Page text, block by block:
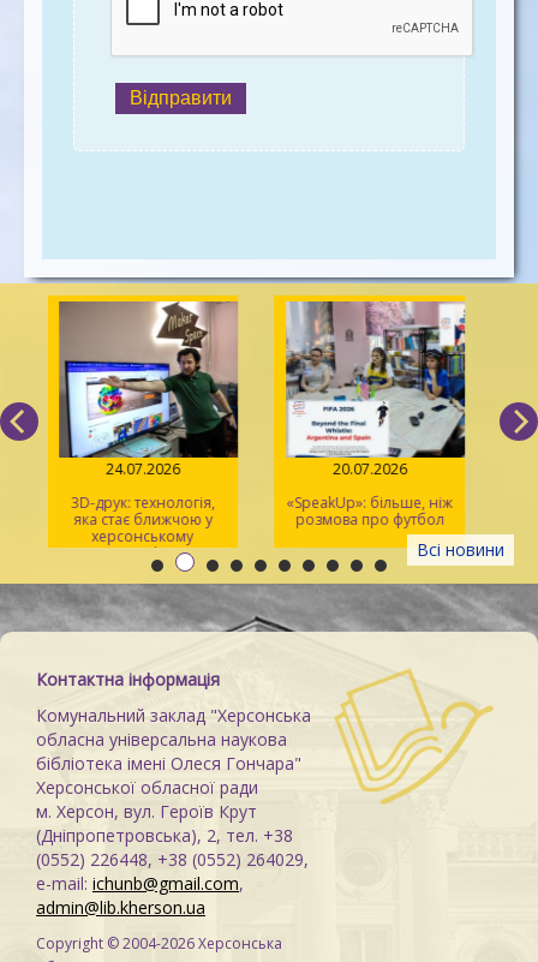
Відправити
Всі новини
24.07.2026
3D-друк: технологія,
яка стає ближчою у
херсонському
просторі Maker Space
20.07.2026
«SpeakUp»: більше, ніж
розмова про футбол
Контактна інформація
Комунальний заклад "Херсонська
обласна універсальна наукова
бібліотека імені Олеся Гончара"
Херсонської обласної ради
м. Херсон, вул. Героїв Крут
(Дніпропетровська), 2, тел. +38
(0552) 226448, +38 (0552) 264029,
e-mail: ichunb@gmail.com,
admin@lib.kherson.ua
Copyright © 2004-2026 Херсонська